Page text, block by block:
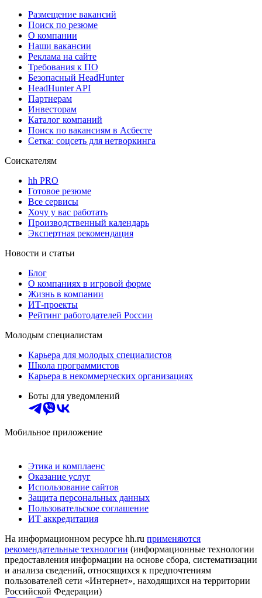
Размещение вакансий
Поиск по резюме
О компании
Наши вакансии
Реклама на сайте
Требования к ПО
Безопасный HeadHunter
HeadHunter API
Партнерам
Инвесторам
Каталог компаний
Поиск по вакансиям в Асбесте
Сетка: соцсеть для нетворкинга
Соискателям
hh PRO
Готовое резюме
Все сервисы
Хочу у вас работать
Производственный календарь
Экспертная рекомендация
Новости и статьи
Блог
О компаниях в игровой форме
Жизнь в компании
ИТ-проекты
Рейтинг работодателей России
Молодым специалистам
Карьера для молодых специалистов
Школа программистов
Карьера в некоммерческих организациях
Боты для уведомлений
Мобильное приложение
Этика и комплаенс
Оказание услуг
Использование сайтов
Защита персональных данных
Пользовательское соглашение
ИТ аккредитация
На информационном ресурсе hh.ru применяются
рекомендательные технологии (информационные технологии
предоставления информации на основе сбора, систематизации
и анализа сведений, относящихся к предпочтениям
пользователей сети «Интернет», находящихся на территории
Российской Федерации)